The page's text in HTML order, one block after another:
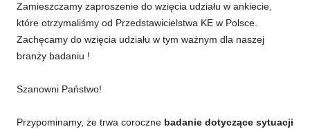
Zamieszczamy zaproszenie do wzięcia udziału w ankiecie,
które otrzymaliśmy od Przedstawicielstwa KE w Polsce.
Zachęcamy do wzięcia udziału w tym ważnym dla naszej
branży badaniu !
Szanowni Państwo!
Przypominamy, że trwa coroczne badanie dotyczące sytuacji